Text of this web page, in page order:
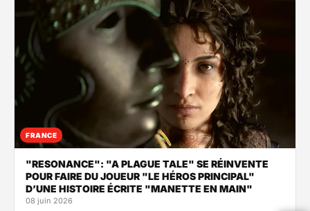
FRANCE
"RESONANCE": "A PLAGUE TALE" SE RÉINVENTE
POUR FAIRE DU JOUEUR "LE HÉROS PRINCIPAL"
D’UNE HISTOIRE ÉCRITE "MANETTE EN MAIN"
08 juin 2026